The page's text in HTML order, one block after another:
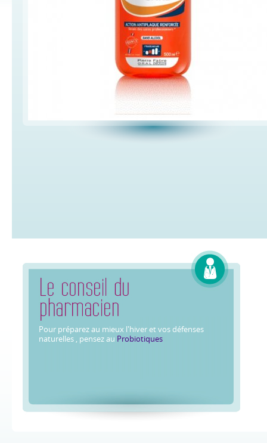
Pour préparez au mieux l'hiver et vos défenses
naturelles , pensez au Probiotiques